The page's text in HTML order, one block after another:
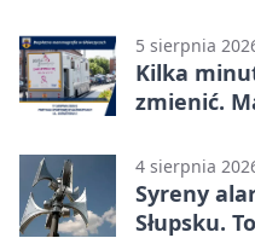
5 sierpnia
Kilka
zmienić.
4 sierpnia
Syreny
Słupsku.